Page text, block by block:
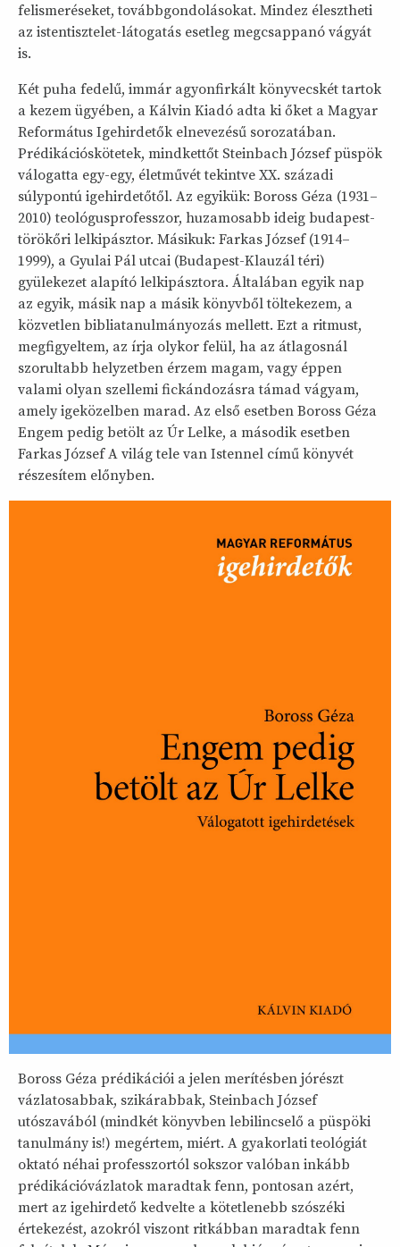
felismeréseket, továbbgondolásokat. Mindez élesztheti
az istentisztelet-látogatás esetleg megcsappanó vágyát
is.
Két puha fedelű, immár agyonfirkált könyvecskét tartok
a kezem ügyében, a Kálvin Kiadó adta ki őket a Magyar
Református Igehirdetők elnevezésű sorozatában.
Prédikációskötetek, mindkettőt Steinbach József püspök
válogatta egy-egy, életművét tekintve XX. századi
súlypontú igehirdetőtől. Az egyikük: Boross Géza (1931–
2010) teológusprofesszor, huzamosabb ideig budapest-
törökőri lelkipásztor. Másikuk: Farkas József (1914–
1999), a Gyulai Pál utcai (Budapest-Klauzál téri)
gyülekezet alapító lelkipásztora. Általában egyik nap
az egyik, másik nap a másik könyvből töltekezem, a
közvetlen bibliatanulmányozás mellett. Ezt a ritmust,
megfigyeltem, az írja olykor felül, ha az átlagosnál
szorultabb helyzetben érzem magam, vagy éppen
valami olyan szellemi fickándozásra támad vágyam,
amely igeközelben marad. Az első esetben Boross Géza
Engem pedig betölt az Úr Lelke, a második esetben
Farkas József A világ tele van Istennel című könyvét
részesítem előnyben.
Boross Géza prédikációi a jelen merítésben jórészt
vázlatosabbak, szikárabbak, Steinbach József
utószavából (mindkét könyvben lebilincselő a püspöki
tanulmány is!) megértem, miért. A gyakorlati teológiát
oktató néhai professzortól sokszor valóban inkább
prédikációvázlatok maradtak fenn, pontosan azért,
mert az igehirdető kedvelte a kötetlenebb szószéki
értekezést, azokról viszont ritkábban maradtak fenn